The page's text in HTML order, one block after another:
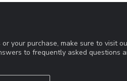
your purchase, make sure to visit
to frequently asked questions